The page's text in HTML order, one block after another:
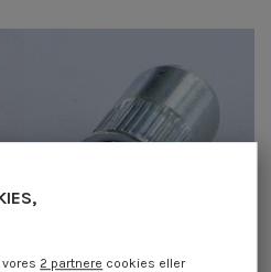
2 partnere cookies eller